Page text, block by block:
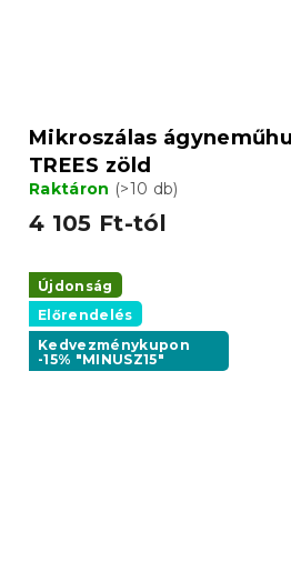
Mikroszálas
TREES zöld
Raktáron (>10 db)
4 105 Ft-tól
Újdonság
Előrendelés
Kedvezménykupon
-15% "MINUSZ15"